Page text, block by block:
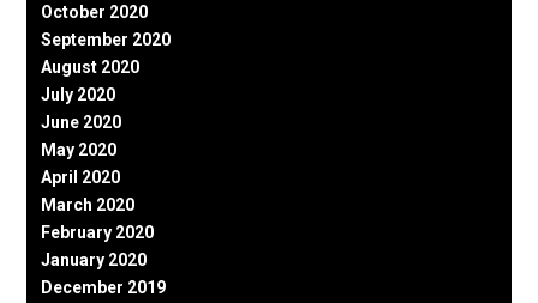
October 2020
September 2020
August 2020
July 2020
June 2020
May 2020
April 2020
March 2020
February 2020
January 2020
December 2019